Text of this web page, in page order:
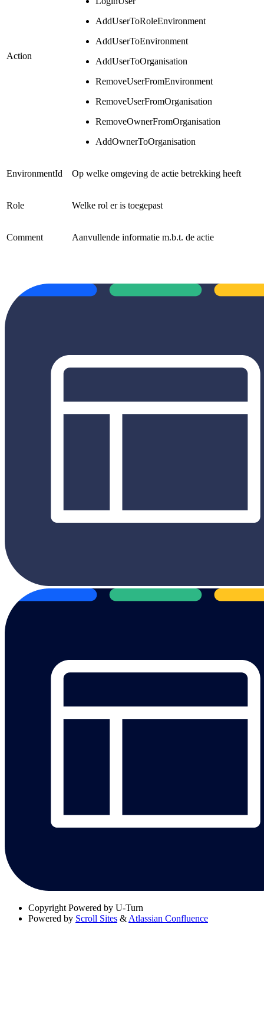
Action
AddUserToRoleEnvironment
AddUserToEnvironment
AddUserToOrganisation
RemoveUserFromEnvironment
RemoveUserFromOrganisation
RemoveOwnerFromOrganisation
AddOwnerToOrganisation
EnvironmentId Op welke omgeving de actie betrekking heeft
Role Welke rol er is toegepast
Comment Aanvullende informatie m.b.t. de actie
Copyright Powered by U-Turn
Powered by Scroll Sites & Atlassian Confluence